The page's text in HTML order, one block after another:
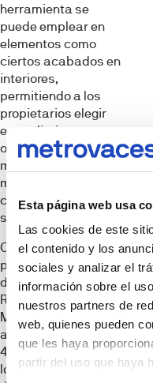
Esta página web usa
Las cookies de este
el contenido y los
sociales y analizar el
información sobre el
nuestros partners de
web, quienes pueden
que les haya
partir del uso que haya
herramienta se
puede emplear en
elementos como
ciertos acabados en
interiores,
permitiendo a los
propietarios elegir
entre distintas
opciones para los
materiales de los
muebles de la
cocina, sanitarios y
suelos.
Con esta tercera
promoción en Quart
de Poblet, sumada a
Residencial Q,
Metrovacesa
alcanza un total de
434 viviendas y 15
locales comerciales